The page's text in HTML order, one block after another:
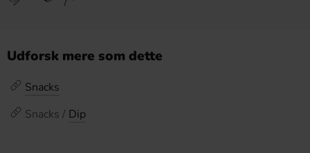
Udforsk mere som dette
Snacks
Snacks / Dip